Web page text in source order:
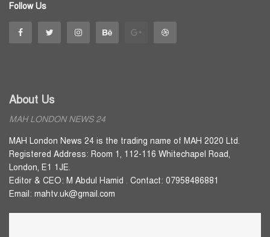
Follow Us
About Us
MAH LONDON NEWS 24
MAH London News 24 is the trading name of MAH 2020 Ltd.
Registered Address: Room 1, 112-116 Whitechapel Road,
London, E1 1JE.
Editor & CEO: M Abdul Hamid . Contact: 07958486881
Email: mahtv.uk@gmail.com